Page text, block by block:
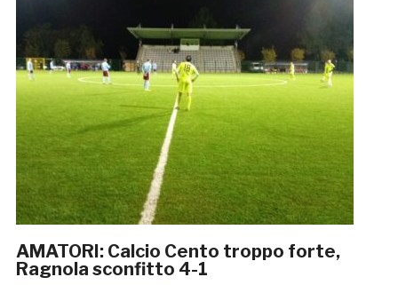
AMATORI: Calcio Cento troppo forte,
Ragnola sconfitto 4-1